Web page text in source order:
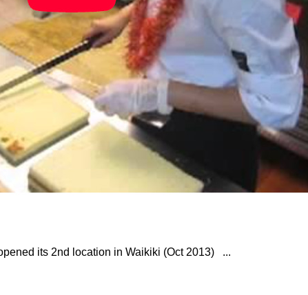
its 2nd location in Waikiki (Oct 2013) ...